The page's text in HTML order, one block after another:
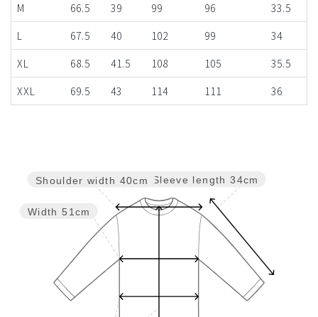
M
66.5 39 99 96
33.5
L
67.5 40 102 99
34
XL
68.5 41.5 108 105
35.5
XXL
69.5 43 114 111 36
Sleeve length 34cm
Width 51cm
Shoulder width 40cm